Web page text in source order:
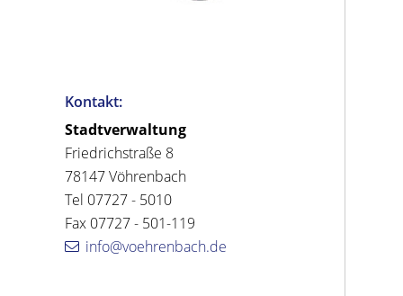
Kontakt:
Stadtverwaltung
Friedrichstraße 8
78147 Vöhrenbach
Tel 07727 - 5010
Fax 07727 - 501-119
info@voehrenbach.de